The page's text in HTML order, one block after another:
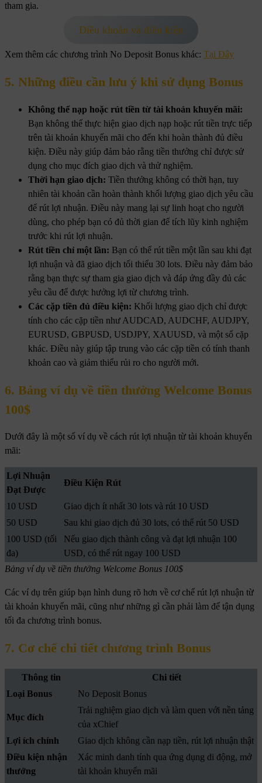
tham gia.
Điều khoản và điều kiện
Xem thêm các chương trình No Deposit Bonus khác: Tại Đây
5. Những điều cần lưu ý khi sử dụng Bonus
Không thể nạp hoặc rút tiền từ tài khoản khuyến mãi:
Bạn không thể thực hiện giao dịch nạp hoặc rút tiền trực tiếp
trên tài khoản khuyến mãi cho đến khi hoàn thành đủ điều
kiện. Điều này giúp đảm bảo rằng tiền thưởng chỉ được sử
dụng cho mục đích giao dịch và thử nghiệm.
Thời hạn giao dịch: Tiền thưởng không có thời hạn, tuy
nhiên tài khoản cần hoàn thành khối lượng giao dịch yêu cầu
để rút lợi nhuận. Điều này mang lại sự linh hoạt cho người
dùng, cho phép bạn có đủ thời gian để tích lũy kinh nghiệm
trước khi rút lợi nhuận.
Rút tiền chỉ một lần: Bạn có thể rút tiền một lần sau khi đạt
lợi nhuận và đã giao dịch tối thiểu 30 lots. Điều này đảm bảo
rằng bạn thực sự tham gia giao dịch và đáp ứng đầy đủ các
yêu cầu để được hưởng lợi từ chương trình.
Các cặp tiền đủ điều kiện: Khối lượng giao dịch chỉ được
tính cho các cặp tiền như AUDCAD, AUDCHF, AUDJPY,
EURUSD, GBPUSD, USDJPY, XAUUSD, và một số cặp
khác. Điều này giúp tập trung vào các cặp tiền có tính thanh
khoản cao và giảm thiểu rủi ro cho người mới.
6. Bảng ví dụ về tiền thưởng Welcome Bonus
100$
Dưới đây là một số ví dụ về cách rút lợi nhuận từ tài khoản khuyến
mãi:
Lợi Nhuận
Đạt Được
Điều Kiện Rút
10 USD
Giao dịch ít nhất 30 lots và rút 10 USD
50 USD
Sau khi giao dịch đủ 30 lots, có thể rút 50 USD
100 USD (tối
đa)
Nếu giao dịch thành công và đạt lợi nhuận 100
USD, có thể rút ngay 100 USD
Bảng ví dụ về tiền thưởng Welcome Bonus 100$
Các ví dụ trên giúp bạn hình dung rõ hơn về cơ chế rút lợi nhuận từ
tài khoản khuyến mãi, cũng như những gì cần phải làm để tận dụng
tối đa chương trình bonus.
7. Cơ chế chi tiết chương trình Bonus
Thông tin
Chi tiết
Loại Bonus
No Deposit Bonus
Mục đích
Trải nghiệm giao dịch và làm quen với nền tảng
của xChief
Lợi ích chính
Giao dịch không cần nạp tiền, rút lợi nhuận thật
Điều kiện nhận
thưởng
Xác minh danh tính qua ứng dụng di động, mở
tài khoản khuyến mãi